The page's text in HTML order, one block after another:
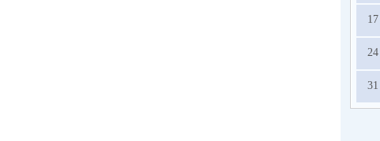
17
24
31